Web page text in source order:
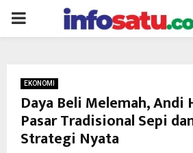
PRIMARY
EKONOMI
Daya Beli Melemah, Andi
Pasar Tradisional Sepi
Strategi Nyata